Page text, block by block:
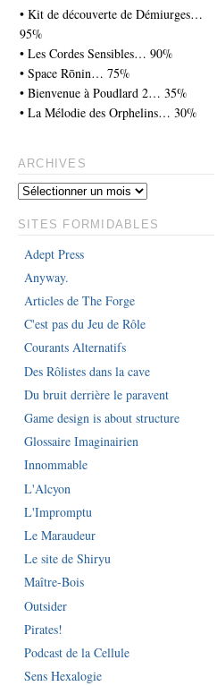
• Kit de découverte de Démiurges…
95%
• Les Cordes Sensibles… 90%
• Space Rōnin… 75%
• Bienvenue à Poudlard 2… 35%
• La Mélodie des Orphelins… 30%
ARCHIVES
SITES FORMIDABLES
Adept Press
Anyway.
Articles de The Forge
C'est pas du Jeu de Rôle
Courants Alternatifs
Des Rôlistes dans la cave
Du bruit derrière le paravent
Game design is about structure
Glossaire Imaginairien
Innommable
L'Alcyon
L'Impromptu
Le Maraudeur
Le site de Shiryu
Maître-Bois
Outsider
Pirates!
Podcast de la Cellule
Sens Hexalogie